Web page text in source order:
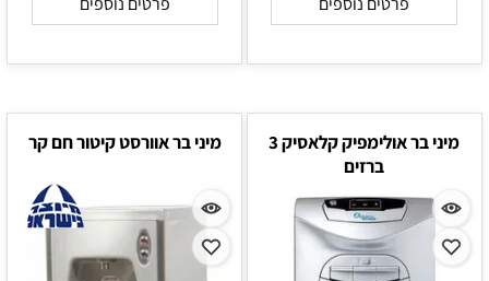
מיני בר אולימפיק קלאסיק 3
ברזים
מיני בר אוורסט קיטור חם קר